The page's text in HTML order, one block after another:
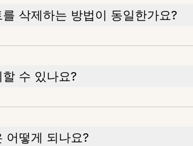
삭제하는 방법이 동일한가요?
수 있나요?
어떻게 되나요?